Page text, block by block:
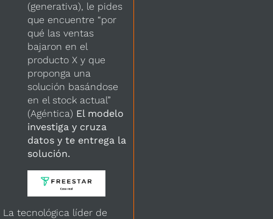
(generativa), le pides
que encuentre “por
qué las ventas
bajaron en el
producto X y que
proponga una
solución basándose
en el stock actual”
(Agéntica) El modelo
investiga y cruza
datos y te entrega la
solución.
La tecnológica líder de